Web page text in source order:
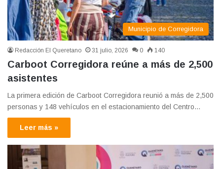
Municipio de Corregidora
Redacción El Queretano 31 julio, 2026 0 140
Carboot Corregidora reúne a más de 2,500
asistentes
La primera edición de Carboot Corregidora reunió a más de 2,500
personas y 148 vehículos en el estacionamiento del Centro…
Leer más »